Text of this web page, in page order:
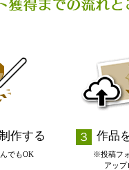
作する
でもOK
作品
※投稿フ
アップ